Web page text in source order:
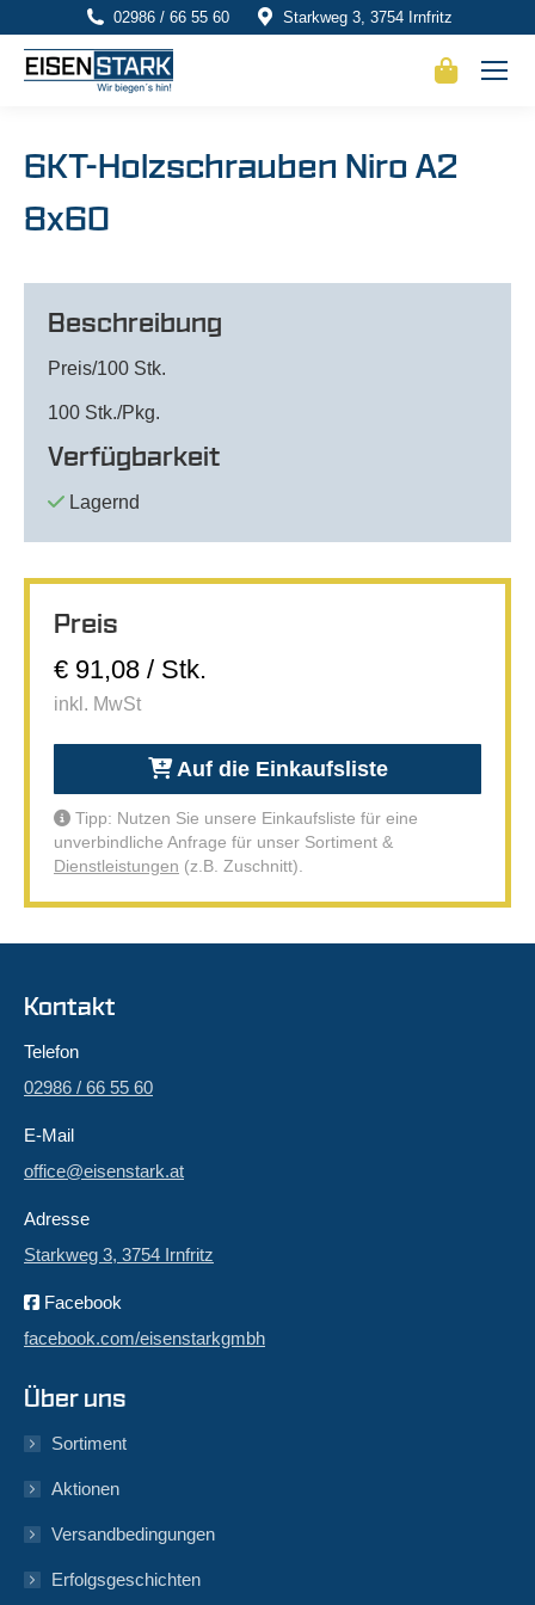
02986 / 66 55 60 Starkweg 3, 3754 Irnfritz
6KT-Holzschrauben Niro A2
8x60
Beschreibung
Preis/100 Stk.
100 Stk./Pkg.
Verfügbarkeit
Lagernd
Preis
€ 91,08 / Stk.
inkl. MwSt
Auf die Einkaufsliste
Tipp: Nutzen Sie unsere Einkaufsliste für eine
unverbindliche Anfrage für unser Sortiment &
Dienstleistungen (z.B. Zuschnitt).
Kontakt
Telefon
02986 / 66 55 60
E-Mail
office@eisenstark.at
Adresse
Starkweg 3, 3754 Irnfritz
Facebook
facebook.com/eisenstarkgmbh
Über uns
Sortiment
Aktionen
Versandbedingungen
Erfolgsgeschichten